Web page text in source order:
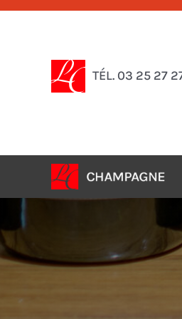
TÉL. 03 25 27